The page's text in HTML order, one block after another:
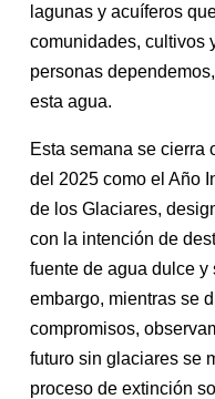
lagunas y acuíferos
comunidades, cultivos
personas
esta agua.
Esta semana se cierra
del 2025 como el Año
de los Glaciares,
con la intención de
fuente de agua dulce
embargo, mientras se
compromisos,
futuro sin glaciares se
proceso de extinción